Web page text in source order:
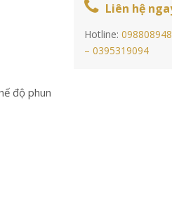
độ phun
Liên hệ
Hotline:
– 0395319094